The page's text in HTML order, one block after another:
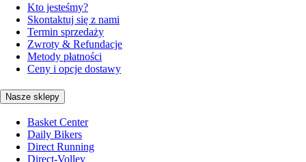
Kto jesteśmy?
Skontaktuj się z nami
Termin sprzedaży
Zwroty & Refundacje
Metody płatności
Ceny i opcje dostawy
Nasze sklepy
Basket Center
Daily Bikers
Direct Running
Direct-Volley